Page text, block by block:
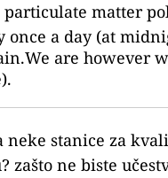
particulate matter
once a day (at
are however
neke stanice za
zašto ne biste